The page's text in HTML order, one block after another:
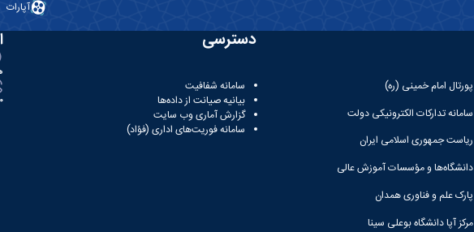
آپارات
پورتال امام خمینی (ره)
سامانه تدارکات الکترونیکی دولت
ریاست جمهوری اسلامی ایران
دانشگاه‌ها و مؤسسات آموزش عالی
پارک علم و فناوری همدان
مرکز آپا دانشگاه بوعلی سینا
دسترسی
سامانه شفافیت
بیانیه صیانت از داده‌ها
گزارش آماری وب‌ سایت
سامانه فوریت‌های اداری (فؤاد)